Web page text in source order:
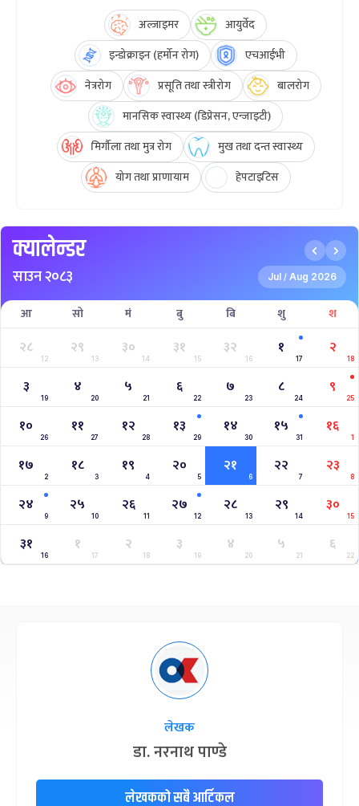
अल्जाइमर
आयुर्वेद
इन्डोक्राइन (हर्मोन रोग)
एचआईभी
नेत्ररोग
प्रसूति तथा स्त्रीरोग
बालरोग
मानसिक स्वास्थ्य (डिप्रेसन, एन्जाइटी)
मिर्गौला तथा मुत्र रोग
मुख तथा दन्त स्वास्थ्य
योग तथा प्राणायाम
हेपटाइटिस
क्यालेन्डर
साउन २०८३ Jul / Aug 2026
आ सो मं बु बि शु श
२८
12
२९
13
३०
14
३१
15
३२
16
१
17
२
18
३
19
४
20
५
21
६
22
७
23
८
24
९
25
१०
26
११
27
१२
28
१३
29
१४
30
१५
31
१६
1
१७
2
१८
3
१९
4
२०
5
२१
6
२२
7
२३
8
२४
9
२५
10
२६
11
२७
12
२८
13
२९
14
३०
15
३१
16
१
17
२
18
३
19
४
20
५
21
६
22
लेखक
डा. नरनाथ पाण्डे
लेखकको सबै आर्टिकल